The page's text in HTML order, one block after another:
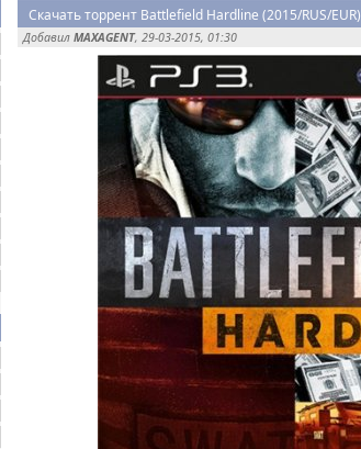
Скачать торрент Battlefield Hardline (2015/RUS/EUR)
Добавил MAXAGENT, 29-03-2015, 01:30